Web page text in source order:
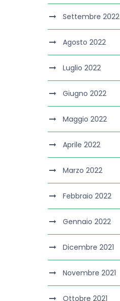
Settembre 2022
Agosto 2022
Luglio 2022
Giugno 2022
Maggio 2022
Aprile 2022
Marzo 2022
Febbraio 2022
Gennaio 2022
Dicembre 2021
Novembre 2021
Ottobre 2021